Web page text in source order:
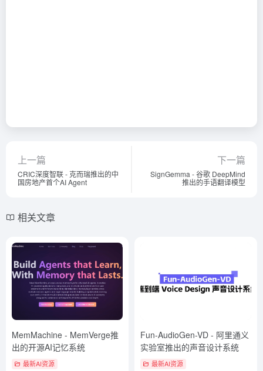
上一篇
CRIC深度智联 - 克而瑞推出的中
国房地产首个AI Agent
下一篇
SignGemma - 谷歌 DeepMind
推出的手语翻译模型
相关文章
MemMachine - MemVerge推
出的开源AI记忆系统
最新AI资源
Fun-AudioGen-VD - 阿里通义
实验室推出的声音设计系统
最新AI资源